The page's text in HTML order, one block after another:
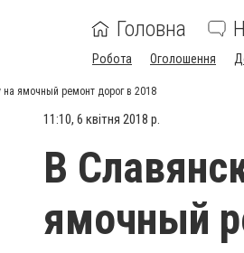
Головна
Робота Оголошення
ямочный ремонт дорог в 2018
11:10, 6 квітня 2018 р.
В
ямочный